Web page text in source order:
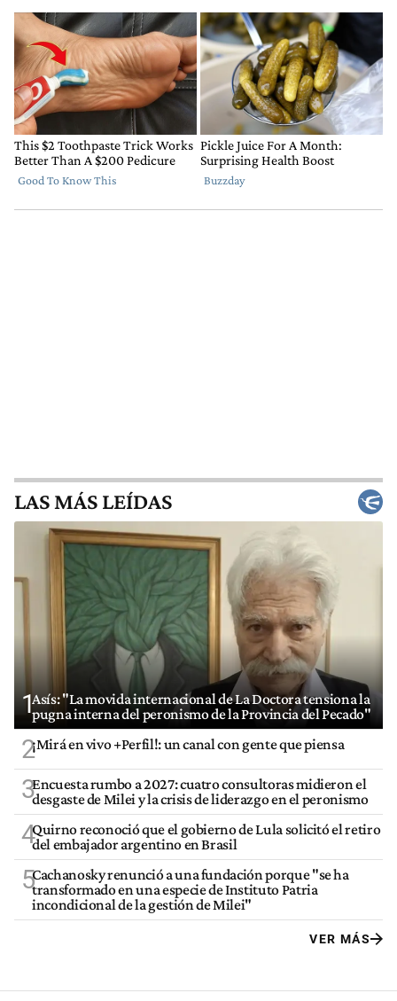
LAS MÁS LEÍDAS
1Asís: "La movida internacional de La Doctora tensiona la
pugna interna del peronismo de la Provincia del Pecado"
2¡Mirá en vivo +Perfil!: un canal con gente que piensa
3Encuesta rumbo a 2027: cuatro consultoras midieron el
desgaste de Milei y la crisis de liderazgo en el peronismo
4Quirno reconoció que el gobierno de Lula solicitó el retiro
del embajador argentino en Brasil
5Cachanosky renunció a una fundación porque "se ha
transformado en una especie de Instituto Patria
incondicional de la gestión de Milei"
VER MÁS